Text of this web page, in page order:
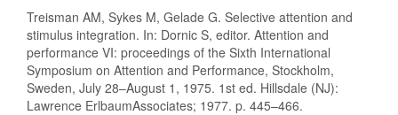
Treisman AM, Sykes M, Gelade G. Selective attention and
stimulus integration. In: Dornic S, editor. Attention and
performance VI: proceedings of the Sixth International
Symposium on Attention and Performance, Stockholm,
Sweden, July 28–August 1, 1975. 1st ed. Hillsdale (NJ):
Lawrence ErlbaumAssociates; 1977. p. 445–466.